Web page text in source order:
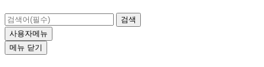
검색
사용자메뉴
메뉴 닫기